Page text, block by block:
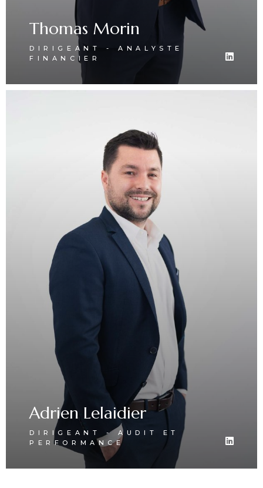
Thomas Morin
DIRIGEANT - ANALYSTE
FINANCIER
Adrien Lelaidier
DIRIGEANT - AUDIT ET
PERFORMANCE